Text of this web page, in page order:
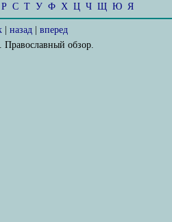
Р С Т У Ф Х Ц Ч Щ Ю Я
| назад| вперед
. Православный обзор.